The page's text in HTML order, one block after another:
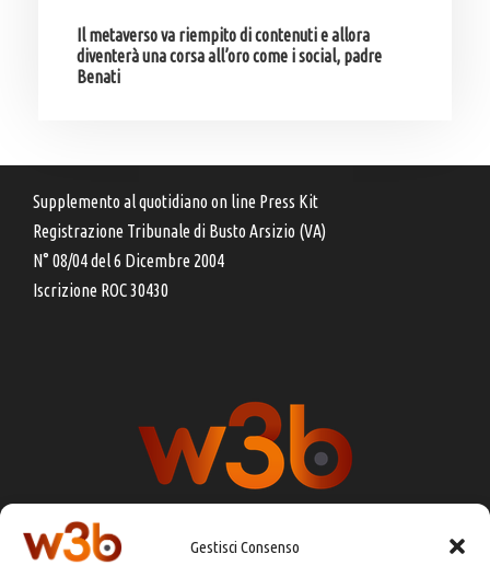
Gestisci Consenso
Il metaverso va riempito di contenuti e allora
diventerà una corsa all’oro come i social, padre
Benati
Supplemento al quotidiano on line Press Kit
Registrazione Tribunale di Busto Arsizio (VA)
N° 08/04 del 6 Dicembre 2004
Iscrizione ROC 30430